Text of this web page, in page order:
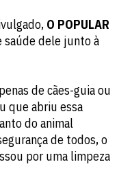
O POPULAR
saúde dele junto à
de cães-guia ou
que abriu essa
do animal
de todos, o
por uma limpeza